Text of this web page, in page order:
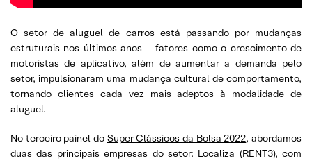
O setor de aluguel de carros está passando por mudanças
estruturais nos últimos anos – fatores como o crescimento de
motoristas de aplicativo, além de aumentar a demanda pelo
setor, impulsionaram uma mudança cultural de comportamento,
tornando clientes cada vez mais adeptos à modalidade de
aluguel.
No terceiro painel do Super Clássicos da Bolsa 2022, abordamos
duas das principais empresas do setor: Localiza (RENT3), com